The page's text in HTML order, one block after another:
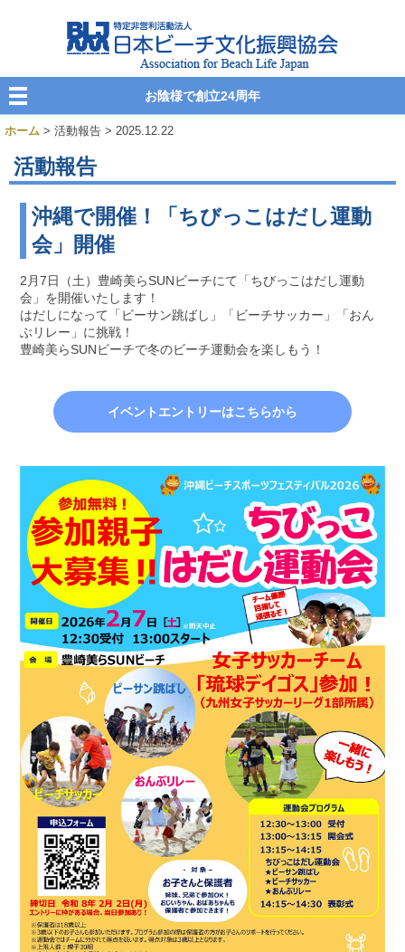
お陰様で創立24周年
ホーム > 活動報告 > 2025.12.22
活動報告
沖縄で開催！「ちびっこはだし運動
会」開催
2月7日（土）豊崎美らSUNビーチにて「ちびっこはだし運動
会」を開催いたします！
はだしになって「ビーサン跳ばし」「ビーチサッカー」「おん
ぶリレー」に挑戦！
豊崎美らSUNビーチで冬のビーチ運動会を楽しもう！
イベントエントリーはこちらから